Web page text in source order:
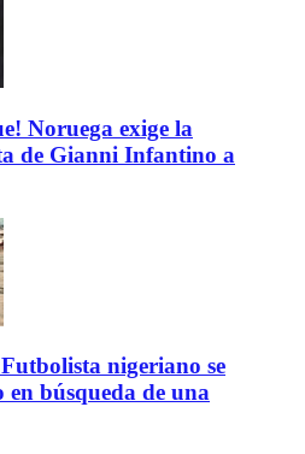
Noruega exige la
de Gianni Infantino a
nigeriano se
en búsqueda de una